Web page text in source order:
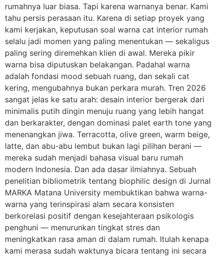
rumahnya luar biasa. Tapi karena warnanya benar. Kami
tahu persis perasaan itu. Karena di setiap proyek yang
kami kerjakan, keputusan soal warna cat interior rumah
selalu jadi momen yang paling menentukan — sekaligus
paling sering diremehkan klien di awal. Mereka pikir
warna bisa diputuskan belakangan. Padahal warna
adalah fondasi mood sebuah ruang, dan sekali cat
kering, mengubahnya bukan perkara murah. Tren 2026
sangat jelas ke satu arah: desain interior bergerak dari
minimalis putih dingin menuju ruang yang lebih hangat
dan berkarakter, dengan dominasi palet earth tone yang
menenangkan jiwa. Terracotta, olive green, warm beige,
latte, dan abu-abu lembut bukan lagi pilihan berani —
mereka sudah menjadi bahasa visual baru rumah
modern Indonesia. Dan ada dasar ilmiahnya. Sebuah
penelitian bibliometrik tentang biophilic design di Jurnal
MARKA Matana University membuktikan bahwa warna-
warna yang terinspirasi alam secara konsisten
berkorelasi positif dengan kesejahteraan psikologis
penghuni — menurunkan tingkat stres dan
meningkatkan rasa aman di dalam rumah. Itulah kenapa
kami merasa sudah waktunya bicara tentang ini secara